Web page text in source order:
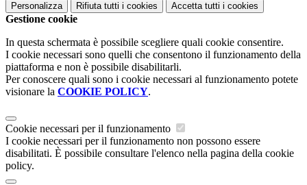
Personalizza Rifiuta tutti i cookies Accetta tutti i cookies
Gestione cookie
In questa schermata è possibile scegliere quali cookie consentire.
I cookie necessari sono quelli che consentono il funzionamento della
piattaforma e non è possibile disabilitarli.
Per conoscere quali sono i cookie necessari al funzionamento potete
visionare la COOKIE POLICY.
Cookie necessari per il funzionamento
I cookie necessari per il funzionamento non possono essere
disabilitati. È possibile consultare l'elenco nella pagina della cookie
policy.